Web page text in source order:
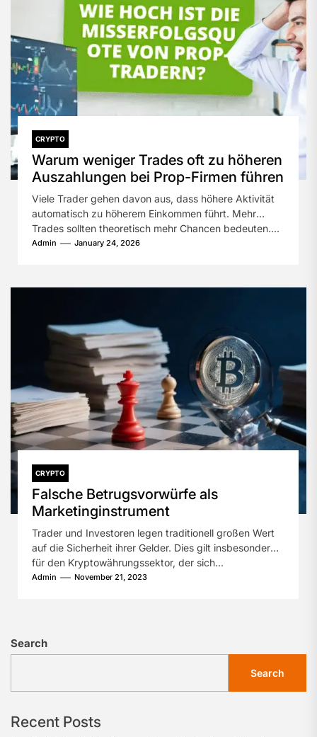
CRYPTO
Warum weniger Trades oft zu höheren
Auszahlungen bei Prop-Firmen führen
Viele Trader gehen davon aus, dass höhere Aktivität
automatisch zu höherem Einkommen führt. Mehr
Trades sollten theoretisch mehr Chancen bedeuten....
Admin January 24, 2026
CRYPTO
Falsche Betrugsvorwürfe als
Marketinginstrument
Trader und Investoren legen traditionell großen Wert
auf die Sicherheit ihrer Gelder. Dies gilt insbesondere
für den Kryptowährungssektor, der sich...
Admin November 21, 2023
Search
Search
Recent Posts